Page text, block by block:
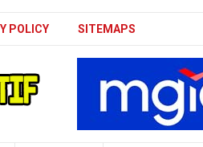
POLICY SITEMAPS